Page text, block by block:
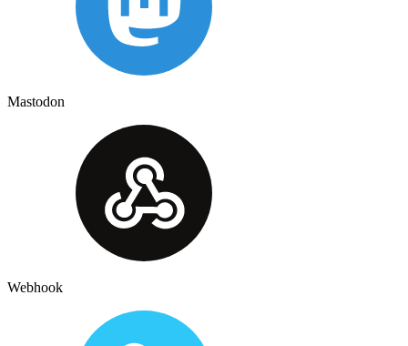
Mastodon
Webhook